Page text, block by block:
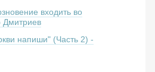
входить во
Дмитриев
напиши" (Часть 2) -